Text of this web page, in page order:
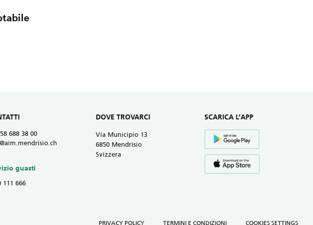
688 38 00
guasti
111 666
DOVE TROVARCI
Via Municipio 13
6850 Mendrisio
Svizzera
SCARICA L’APP
PRIVACY POLICY TERMINI E CONDIZIONI COOKIES SETTINGS